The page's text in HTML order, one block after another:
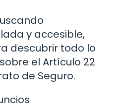
y accesible,
descubrir todo lo
el Artículo 22
de Seguro.